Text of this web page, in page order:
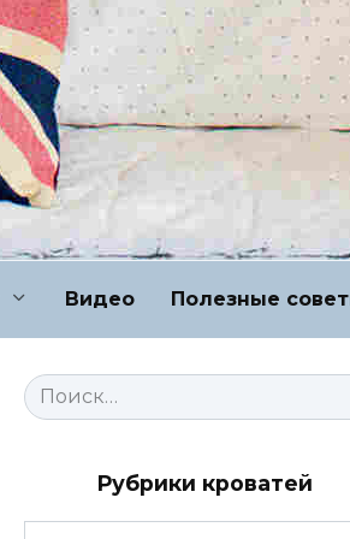
Видео Полезные
Search
for:
Рубрики кроватей